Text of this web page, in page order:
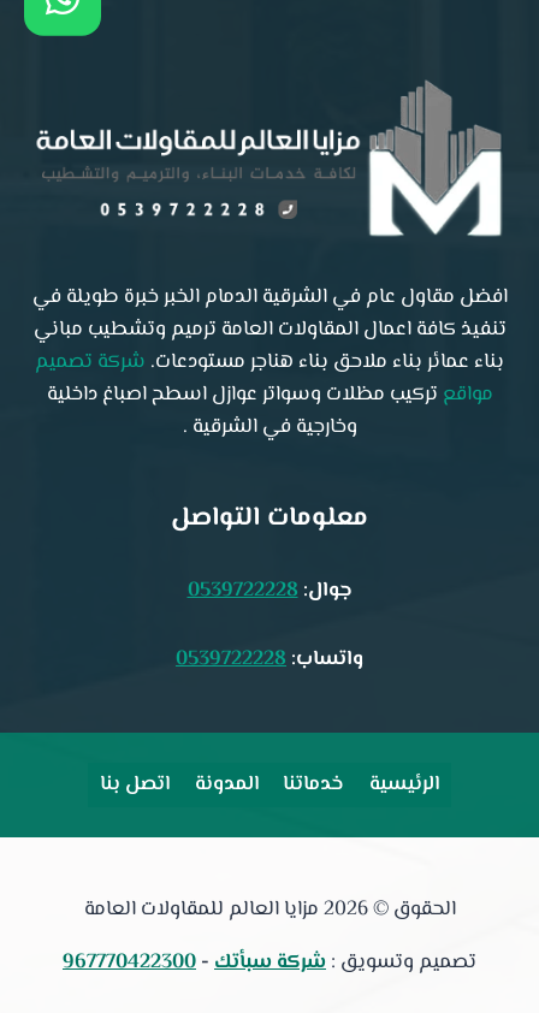
افضل مقاول عام في الشرقية الدمام الخبر خبرة طويلة في
تنفيذ كافة اعمال المقاولات العامة ترميم وتشطيب مباني
بناء عمائر بناء ملاحق بناء هناجر مستودعات. شركة تصميم
مواقع تركيب مظلات وسواتر عوازل اسطح اصباغ داخلية
وخارجية في الشرقية .
معلومات التواصل
جوال:0539722228
واتساب:0539722228
الرئيسية خدماتنا المدونة اتصل بنا
الحقوق © 2026 مزايا العالم للمقاولات العامة
تصميم وتسويق :شركة سبأتك-
967770422300